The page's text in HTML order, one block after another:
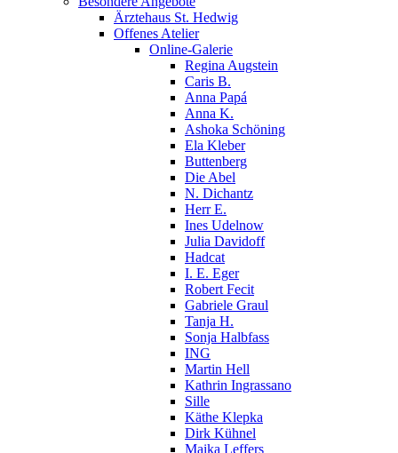
Ärztehaus St. Hedwig
Offenes Atelier
Online-Galerie
Regina Augstein
Caris B.
Anna Papá
Anna K.
Ashoka Schöning
Ela Kleber
Buttenberg
Die Abel
N. Dichantz
Herr E.
Ines Udelnow
Julia Davidoff
Hadcat
I. E. Eger
Robert Fecit
Gabriele Graul
Tanja H.
Sonja Halbfass
ING
Martin Hell
Kathrin Ingrassano
Sille
Käthe Klepka
Dirk Kühnel
Maika Leffers